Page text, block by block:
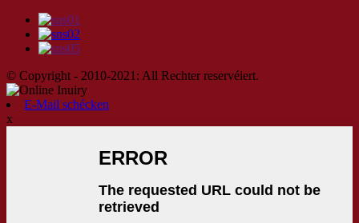
© Copyright - 2010-2021: All Rechter reservéiert.
E-Mail schécken
x